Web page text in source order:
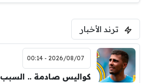
ترند الأخبار
2026/08/07 - 00:14
كواليس صادمة .. السبب